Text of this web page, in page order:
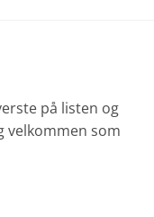
på listen og
velkommen som